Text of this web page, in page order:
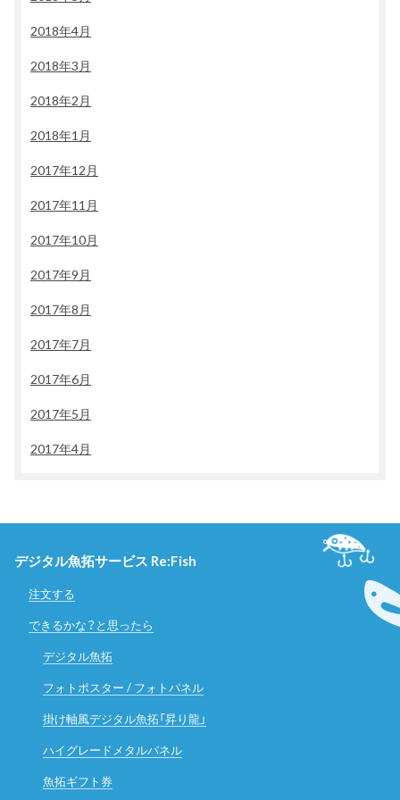
2018年4月
2018年3月
2018年2月
2018年1月
2017年12月
2017年11月
2017年10月
2017年9月
2017年8月
2017年7月
2017年6月
2017年5月
2017年4月
デジタル魚拓サービス Re:Fish
注文する
できるかな？と思ったら
デジタル魚拓
フォトポスター / フォトパネル
掛け軸風デジタル魚拓「昇り龍」
ハイグレードメタルパネル
魚拓ギフト券